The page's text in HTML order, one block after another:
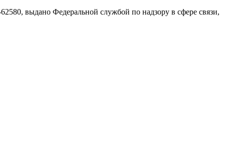
выдано Федеральной службой по надзору в сфере связи,